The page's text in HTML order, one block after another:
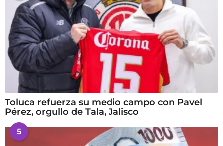
Toluca refuerza su medio campo con Pavel
Pérez, orgullo de Tala, Jalisco
5